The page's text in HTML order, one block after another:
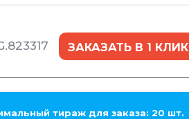
ЗАКАЗАТЬ В 1 КЛИК
тираж для заказа: 20 шт.